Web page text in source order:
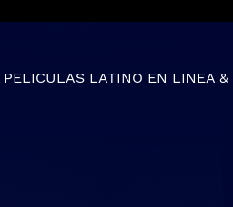
PELICULAS LATINO EN LINEA&